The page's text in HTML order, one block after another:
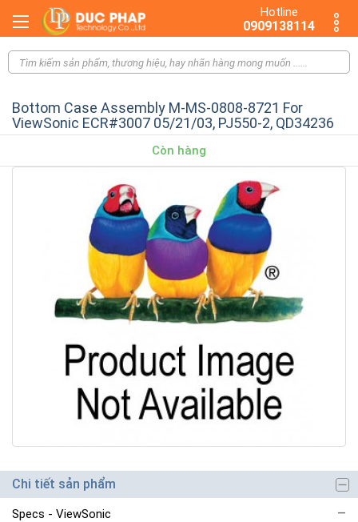
Hotline
0909138114
Bottom Case Assembly M-MS-0808-8721 For
ViewSonic ECR#3007 05/21/03, PJ550-2, QD34236
Còn hàng
Chi tiết sản phẩm
Specs - ViewSonic